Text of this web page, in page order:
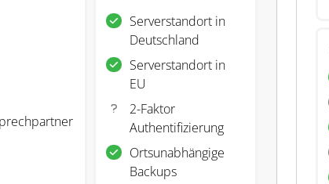
Serverstandort in
Deutschland
Serverstandort in
EU
2-Faktor
Authentifizierung
Ortsunabhängige
Backups